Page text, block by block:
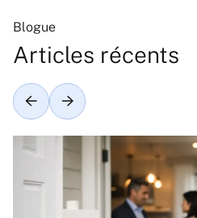
Blogue
Articles récents